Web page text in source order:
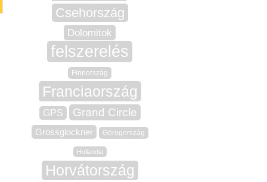
Csehország
Dolomitok
felszerelés
Finnország
Franciaország
GPS Grand Circle
Grossglockner Görögország
Hollandia
Horvátország